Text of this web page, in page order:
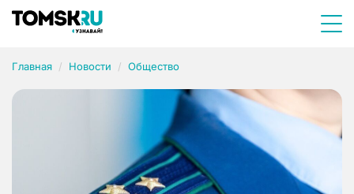
Главная Новости Общество